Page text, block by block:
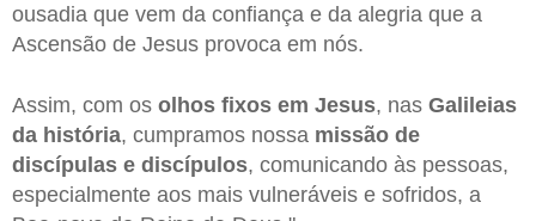
ousadia que vem da confiança e da alegria que a
Ascensão de Jesus provoca em nós.
Assim, com os olhos fixos em Jesus, nas Galileias
da história, cumpramos nossa missão de
discípulas e discípulos, comunicando às pessoas,
especialmente aos mais vulneráveis e sofridos, a